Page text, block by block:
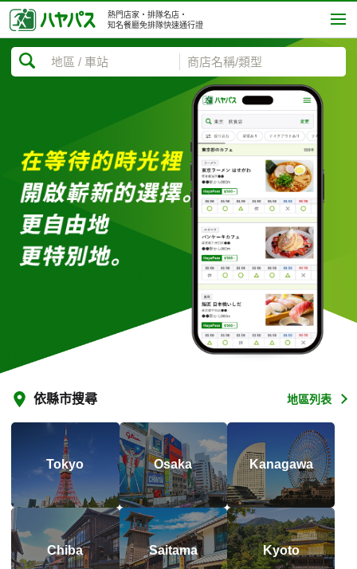
熱門店家・排隊名店・
知名餐廳免排隊快速通行證
依縣市搜尋 地區列表
Tokyo Osaka Kanagawa
Chiba Saitama Kyoto